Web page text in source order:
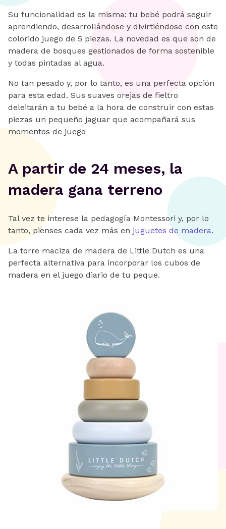
Su funcionalidad es la misma: tu bebé podrá seguir
aprendiendo, desarrollándose y divirtiéndose con este
colorido juego de 5 piezas. La novedad es que son de
madera de bosques gestionados de forma sostenible
y todas pintadas al agua.
No tan pesado y, por lo tanto, es una perfecta opción
para esta edad. Sus suaves orejas de fieltro
deleitarán a tu bebé a la hora de construir con estas
piezas un pequeño jaguar que acompañará sus
momentos de juego
A partir de 24 meses, la
madera gana terreno
Tal vez te interese la pedagogía Montessori y, por lo
tanto, pienses cada vez más en juguetes de madera.
La torre maciza de madera de Little Dutch es una
perfecta alternativa para incorporar los cubos de
madera en el juego diario de tu peque.